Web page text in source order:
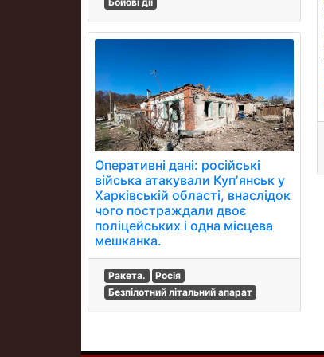
Оперативні дані: російські
війська атакували Купʼянськ у
Харківській області, внаслідок
чого постраждали двоє
поліцейських і одна місцева
мешканка.
Ракета.
Росія
Безпілотний літальний апарат